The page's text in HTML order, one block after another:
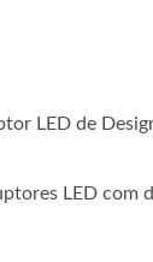
LED de
LED com